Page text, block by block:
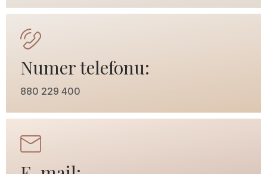
Numer telefonu:
880 229 400